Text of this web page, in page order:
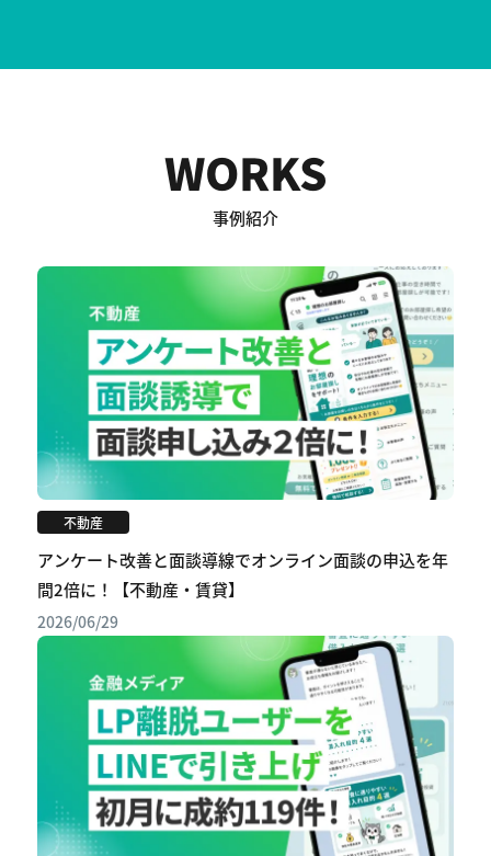
WORKS
事例紹介
不動産
アンケート改善と面談導線でオンライン面談の申込を年
間2倍に！【不動産・賃貸】
2026/06/29